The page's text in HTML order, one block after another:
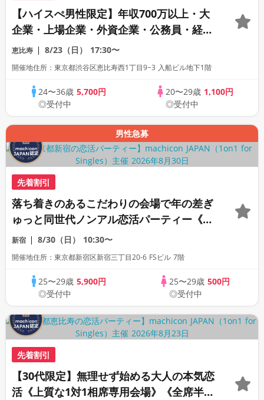
【ハイスぺ男性限定】年収700万以上・大
企業・上場企業・外資企業・公務員・経営
者・医師・歯科医師・弁護士・経営者・イ
ケメン×20代女性《1対1相席専用・半個室
恵比寿 8/23（日） 17:30〜
開催地住所：東京都渋谷区恵比寿西1丁目9−3 入船ビル地下1階
24〜36歳5,700円
◎受付中
20〜29歳 1,100円
◎受付中
男性急募
先着割引
落ち着きのあるこだわりの会場で年の差ぎ
ゅっと同世代ノンアル恋活パーティー《30
名限定》《machicon JAPAN主催》《全
席半個室の1対1相席形式》
新宿 8/30（日） 10:30〜
開催地住所：東京都新宿区新宿三丁目20-6 FSビル 7階
25〜29歳5,900円
◎受付中
25〜29歳 500円
◎受付中
先着割引
【30代限定】無理せず始める大人の本気恋
活《上質な1対1相席専用会場》《全席半個